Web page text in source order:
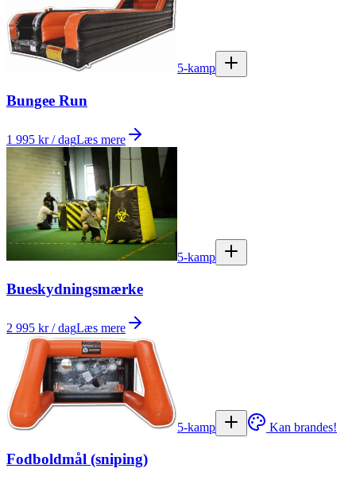
5-kamp
Bungee Run
1 995 kr / dagLæs mere
5-kamp
Bueskydningsmærke
2 995 kr / dagLæs mere
5-kamp Kan brandes!
Fodboldmål (sniping)